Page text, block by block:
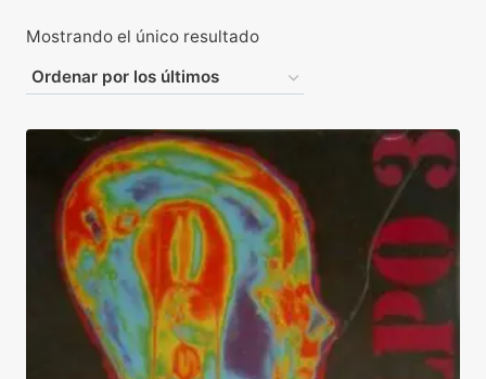
Mostrando el único resultado